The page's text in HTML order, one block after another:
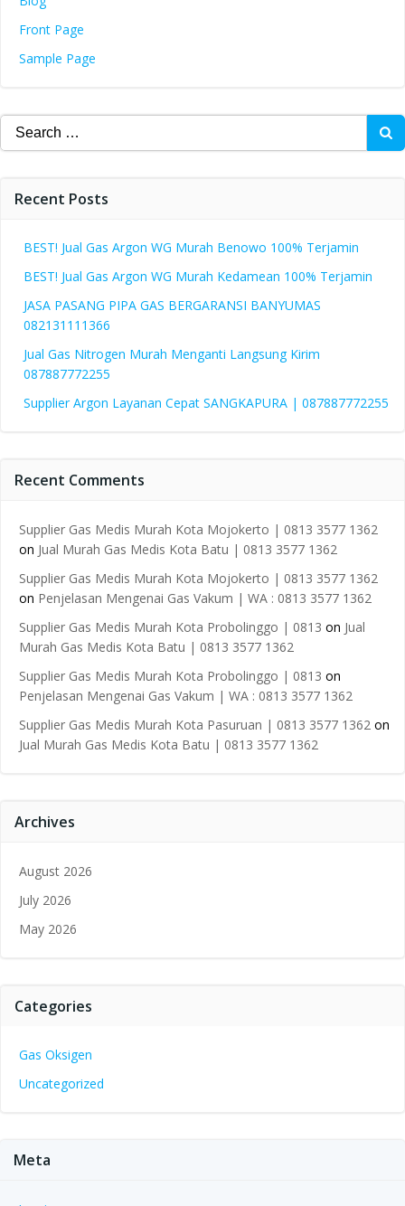
Front Page
Sample Page
Search
for:
Recent Posts
BEST! Jual Gas Argon WG Murah Benowo 100% Terjamin
BEST! Jual Gas Argon WG Murah Kedamean 100% Terjamin
JASA PASANG PIPA GAS BERGARANSI BANYUMAS
082131111366
Jual Gas Nitrogen Murah Menganti Langsung Kirim
087887772255
Supplier Argon Layanan Cepat SANGKAPURA | 087887772255
Recent Comments
Supplier Gas Medis Murah Kota Mojokerto | 0813 3577 1362
on Jual Murah Gas Medis Kota Batu | 0813 3577 1362
Supplier Gas Medis Murah Kota Mojokerto | 0813 3577 1362
on Penjelasan Mengenai Gas Vakum | WA : 0813 3577 1362
Supplier Gas Medis Murah Kota Probolinggo | 0813 on Jual
Murah Gas Medis Kota Batu | 0813 3577 1362
Supplier Gas Medis Murah Kota Probolinggo | 0813 on
Penjelasan Mengenai Gas Vakum | WA : 0813 3577 1362
Supplier Gas Medis Murah Kota Pasuruan | 0813 3577 1362 on
Jual Murah Gas Medis Kota Batu | 0813 3577 1362
Archives
August 2026
July 2026
May 2026
Categories
Gas Oksigen
Uncategorized
Meta